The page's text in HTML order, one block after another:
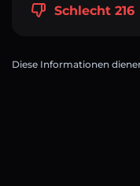
Schlecht 216
Diese Informationen